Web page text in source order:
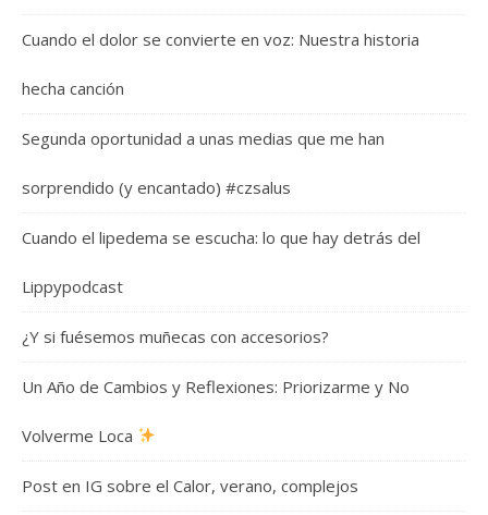
Cuando el dolor se convierte en voz: Nuestra historia
hecha canción
Segunda oportunidad a unas medias que me han
sorprendido (y encantado) #czsalus
Cuando el lipedema se escucha: lo que hay detrás del
Lippypodcast
¿Y si fuésemos muñecas con accesorios?
Un Año de Cambios y Reflexiones: Priorizarme y No
Volverme Loca
Post en IG sobre el Calor, verano, complejos